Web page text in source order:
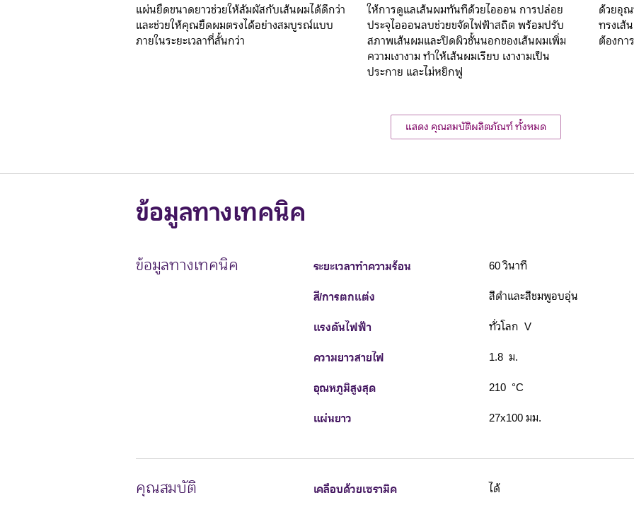
แผ่นยืดขนาดยาวช่วยให้สัมผัสกับเส้นผมได้ดีกว่า
และช่วยให้คุณยืดผมตรงได้อย่างสมบูรณ์แบบ
ภายในระยะเวลาที่สั้นกว่า
ให้การดูแลเส้นผมทันทีด้วยไอออน การปล่อย
ประจุไอออนลบช่วยขจัดไฟฟ้าสถิต พร้อมปรับ
สภาพเส้นผมและปิดผิวชั้นนอกของเส้นผมเพิ่ม
ความเงางาม ทำให้เส้นผมเรียบ เงางามเป็น
ประกาย และไม่หยิกฟู
ด้วยอุ
ทรงเ
ต้องการ
แสดง คุณสมบัติผลิตภัณฑ์ ทั้งหมด
ข้อมูลทางเทคนิค
ข้อมูลทางเทคนิค ระยะเวลาทำความร้อน 60 วินาที
สี/การตกแต่ง สีดำและสีชมพูอบอุ่น
แรงดันไฟฟ้า ทั่วโลก V
ความยาวสายไฟ 1.8 ม.
อุณหภูมิสูงสุด 210 °C
แผ่นยาว 27x100 มม.
คุณสมบัติ เคลือบด้วยเซรามิค ได้